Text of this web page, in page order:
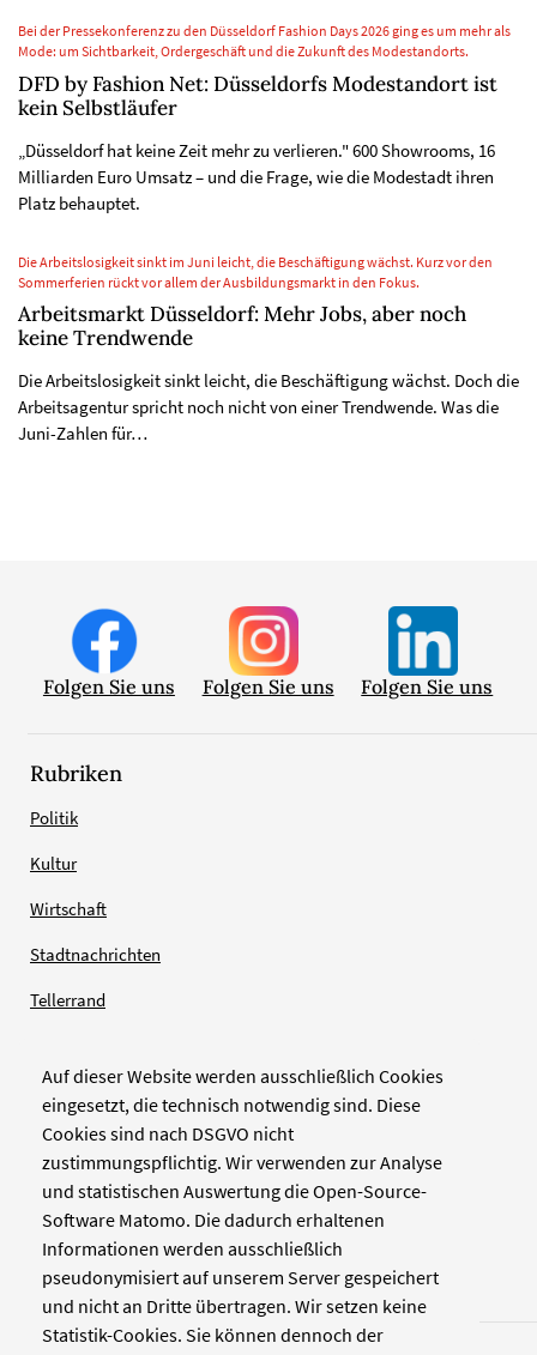
Auf dieser Website werden ausschließlich Cookies
eingesetzt, die technisch notwendig sind. Diese
Cookies sind nach DSGVO nicht
zustimmungspflichtig. Wir verwenden zur Analyse
und statistischen Auswertung die Open-Source-
Software Matomo. Die dadurch erhaltenen
Informationen werden ausschließlich
pseudonymisiert auf unserem Server gespeichert
und nicht an Dritte übertragen. Wir setzen keine
Statistik-Cookies. Sie können dennoch der
Bei der Pressekonferenz zu den Düsseldorf Fashion Days 2026 ging es um mehr als
Mode: um Sichtbarkeit, Ordergeschäft und die Zukunft des Modestandorts.
DFD by Fashion Net: Düsseldorfs Modestandort ist
kein Selbstläufer
„Düsseldorf hat keine Zeit mehr zu verlieren." 600 Showrooms, 16
Milliarden Euro Umsatz – und die Frage, wie die Modestadt ihren
Platz behauptet.
Die Arbeitslosigkeit sinkt im Juni leicht, die Beschäftigung wächst. Kurz vor den
Sommerferien rückt vor allem der Ausbildungsmarkt in den Fokus.
Arbeitsmarkt Düsseldorf: Mehr Jobs, aber noch
keine Trendwende
Die Arbeitslosigkeit sinkt leicht, die Beschäftigung wächst. Doch die
Arbeitsagentur spricht noch nicht von einer Trendwende. Was die
Juni-Zahlen für…
Folgen Sie uns Folgen Sie uns Folgen Sie uns
Rubriken
Politik
Kultur
Wirtschaft
Stadtnachrichten
Tellerrand
Verlag
Zellwerk GmbH & Co KG
Pinienstraße 2
40233 Düsseldorf
www.zellwerk.com